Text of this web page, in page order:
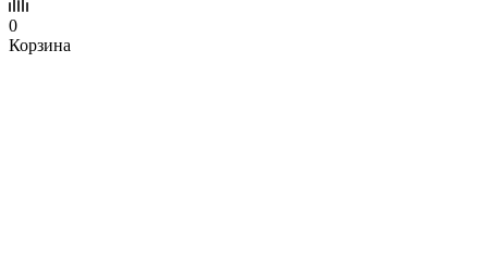
0
Корзина